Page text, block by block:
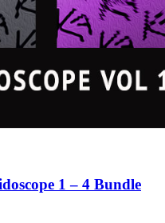
1 – 4 Bundle